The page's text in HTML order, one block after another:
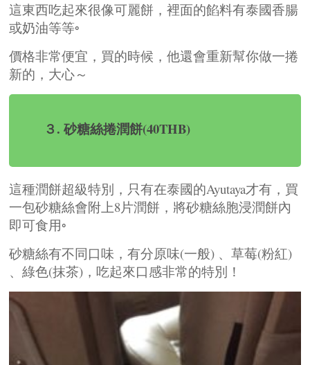
這東西吃起來很像可麗餅，裡面的餡料有泰國香腸
或奶油等等◦
價格非常便宜，買的時候，他還會重新幫你做一捲
新的，大心～
３. 砂糖絲捲潤餅(40THB)
這種潤餅超級特別，只有在泰國的Ayutaya才有，買
一包砂糖絲會附上8片潤餅，將砂糖絲胞浸潤餅內
即可食用◦
砂糖絲有不同口味，有分原味(一般) 、草莓(粉紅)
、綠色(抹茶)，吃起來口感非常的特別！